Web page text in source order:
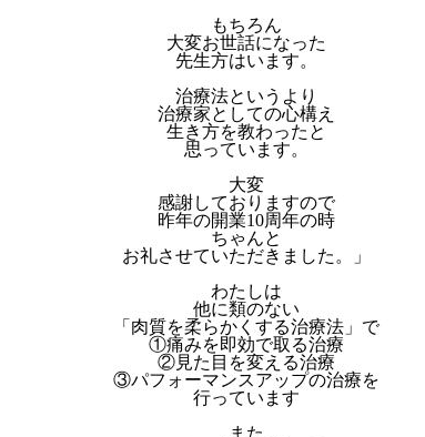
もちろん
大変お世話になった
先生方はいます。
治療法というより
治療家としての心構え
生き方を教わったと
思っています。
大変
感謝しておりますので
昨年の開業10周年の時
ちゃんと
お礼させていただきました。」
わたしは
他に類のない
「肉質を柔らかくする治療法」で
①痛みを即効で取る治療
②見た目を変える治療
③パフォーマンスアップの治療を
行っています
また